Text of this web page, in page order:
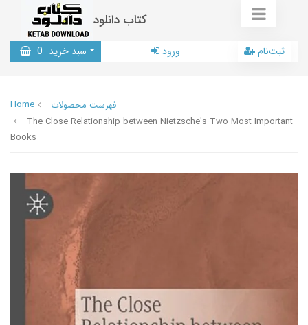
کتاب دانلود
سبد خرید 0 ورود ثبت‌نام
Home
فهرست محصولات
The Close Relationship between Nietzsche's Two Most Important
Books